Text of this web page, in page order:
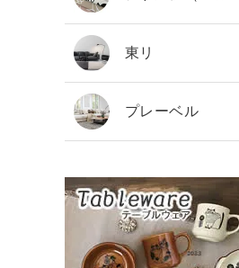
東リ
プレーベル